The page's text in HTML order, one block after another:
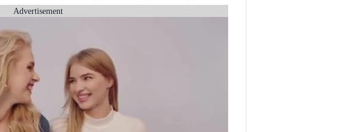
Advertisement